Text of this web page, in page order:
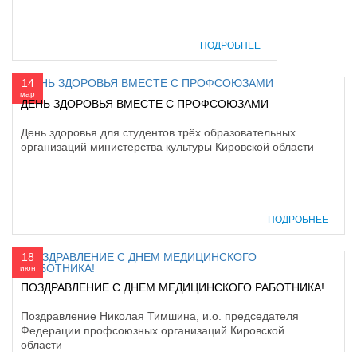
ПОДРОБНЕЕ
14
мар
ДЕНЬ ЗДОРОВЬЯ ВМЕСТЕ С ПРОФСОЮЗАМИ
День здоровья для студентов трёх образовательных
организаций министерства культуры Кировской области
ПОДРОБНЕЕ
18
июн
ПОЗДРАВЛЕНИЕ С ДНЕМ МЕДИЦИНСКОГО РАБОТНИКА!
Поздравление Николая Тимшина, и.о. председателя
Федерации профсоюзных организаций Кировской
области